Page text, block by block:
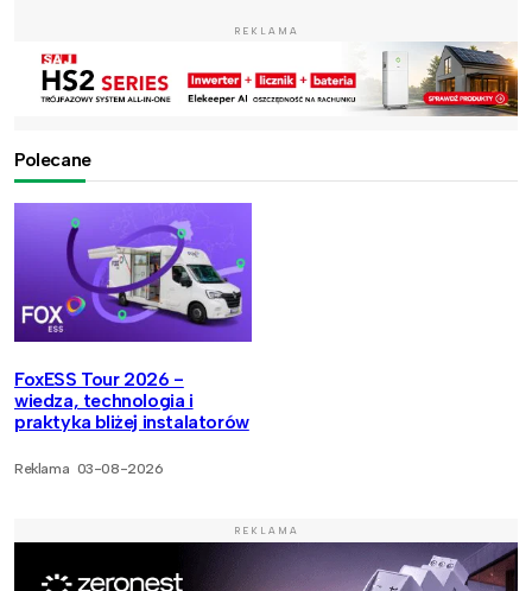
REKLAMA
Polecane
FoxESS Tour 2026 -
wiedza, technologia i
praktyka bliżej instalatorów
Reklama 03-08-2026
REKLAMA